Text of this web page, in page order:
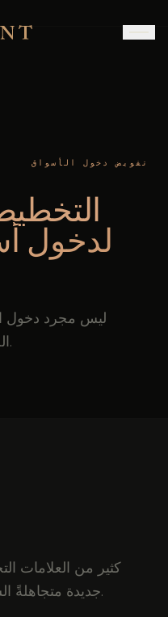
تفويض دخول الأسواق
لدخول
ليس مجرد دخول
الصحيح، مع الشركاء الصحيحين.
كثير من العلامات
جديدة متجاهلةً السياق الثقافي المحلي، فتفشل.